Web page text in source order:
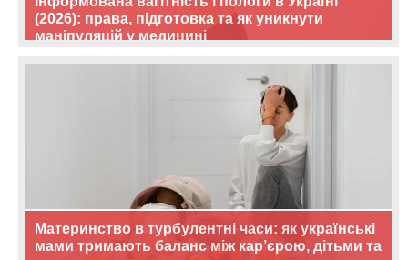
(2026): права, підготовка та як уникнути
маніпуляцій у медицині
Материнство в турбулентні часи: як українські
мами тримають баланс між кар’єрою, дітьми та